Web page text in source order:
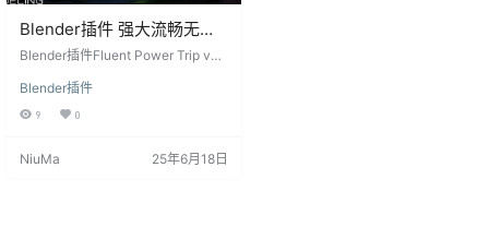
Blender插件 强大流畅无压
力轻松建模 Fluent Power
Blender插件Fluent Power Trip v2.
具。它提供了流畅而无压力的建模
体验,具有高度的灵活性和多功能
菜单和快捷键,工作流程十分流畅。
Blender插件
9 0
NiuMa 25年6月18日